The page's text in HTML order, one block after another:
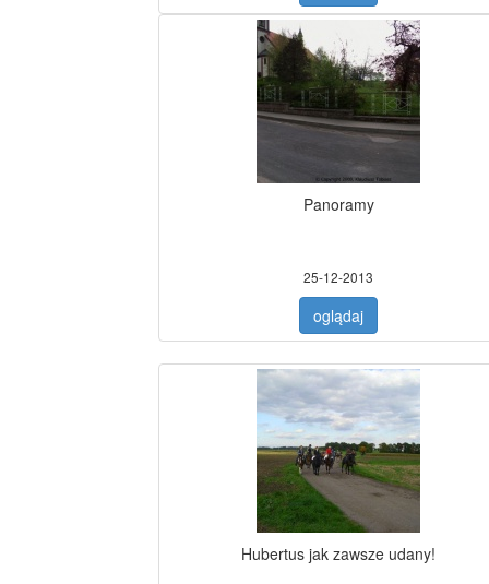
Panoramy
25-12-2013
oglądaj
Hubertus jak zawsze udany!